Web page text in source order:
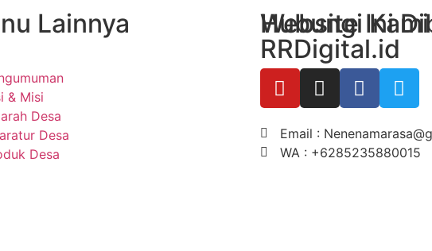
Lainnya
& Misi
Desa
Desa
Desa
Hubungi Kami
Email :
WA : +6285235880015
Website Ini
RRDigital.id